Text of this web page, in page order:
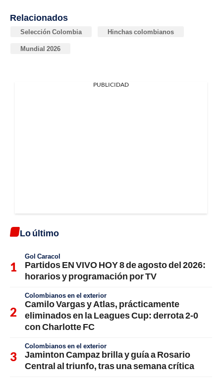
Relacionados
Selección Colombia Hinchas colombianos
Mundial 2026
PUBLICIDAD
Lo último
Gol Caracol
Partidos EN VIVO HOY 8 de agosto del 2026:
horarios y programación por TV
Colombianos en el exterior
Camilo Vargas y Atlas, prácticamente
eliminados en la Leagues Cup: derrota 2-0
con Charlotte FC
Colombianos en el exterior
Jaminton Campaz brilla y guía a Rosario
Central al triunfo, tras una semana crítica